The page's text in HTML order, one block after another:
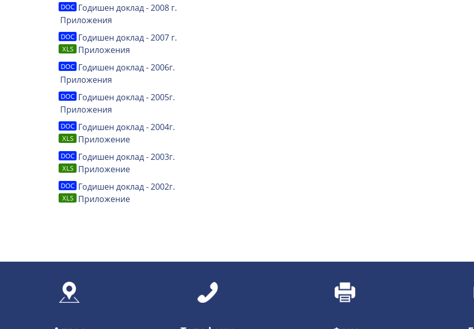
Годишен доклад - 2008 г.
Приложения
Годишен доклад - 2007 г.
Приложения
Годишен доклад - 2006г.
Приложения
Годишен доклад - 2005г.
Приложения
Годишен доклад - 2004г.
Приложение
Годишен доклад - 2003г.
Приложение
Годишен доклад - 2002г.
Приложение